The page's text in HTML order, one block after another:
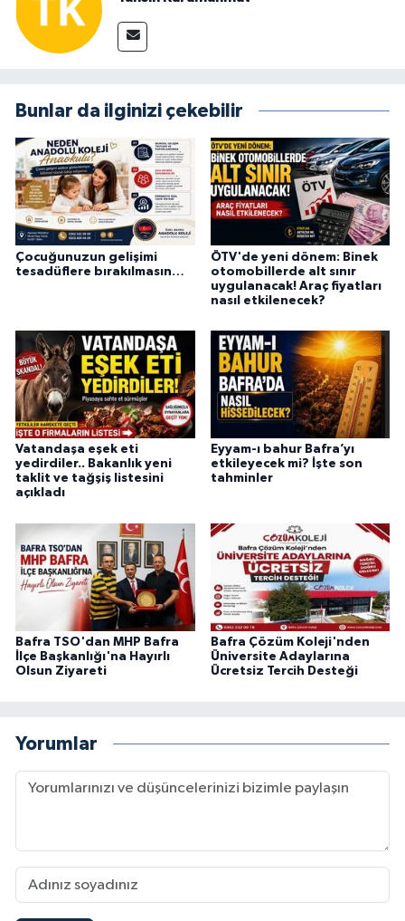
Bunlar da ilginizi çekebilir
Çocuğunuzun gelişimi
tesadüflere bırakılmasın…
ÖTV'de yeni dönem: Binek
otomobillerde alt sınır
uygulanacak! Araç fiyatları
nasıl etkilenecek?
Vatandaşa eşek eti
yedirdiler.. Bakanlık yeni
taklit ve tağşiş listesini
açıkladı
Eyyam-ı bahur Bafra’yı
etkileyecek mi? İşte son
tahminler
Bafra TSO'dan MHP Bafra
İlçe Başkanlığı'na Hayırlı
Olsun Ziyareti
Bafra Çözüm Koleji'nden
Üniversite Adaylarına
Ücretsiz Tercih Desteği
Yorumlar